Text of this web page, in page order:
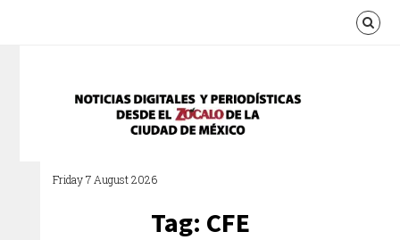
Friday 7 August 2026
Tag: CFE